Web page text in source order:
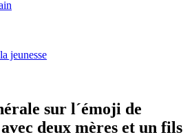
jeunesse
sur l´émoji de
deux mères et un fils